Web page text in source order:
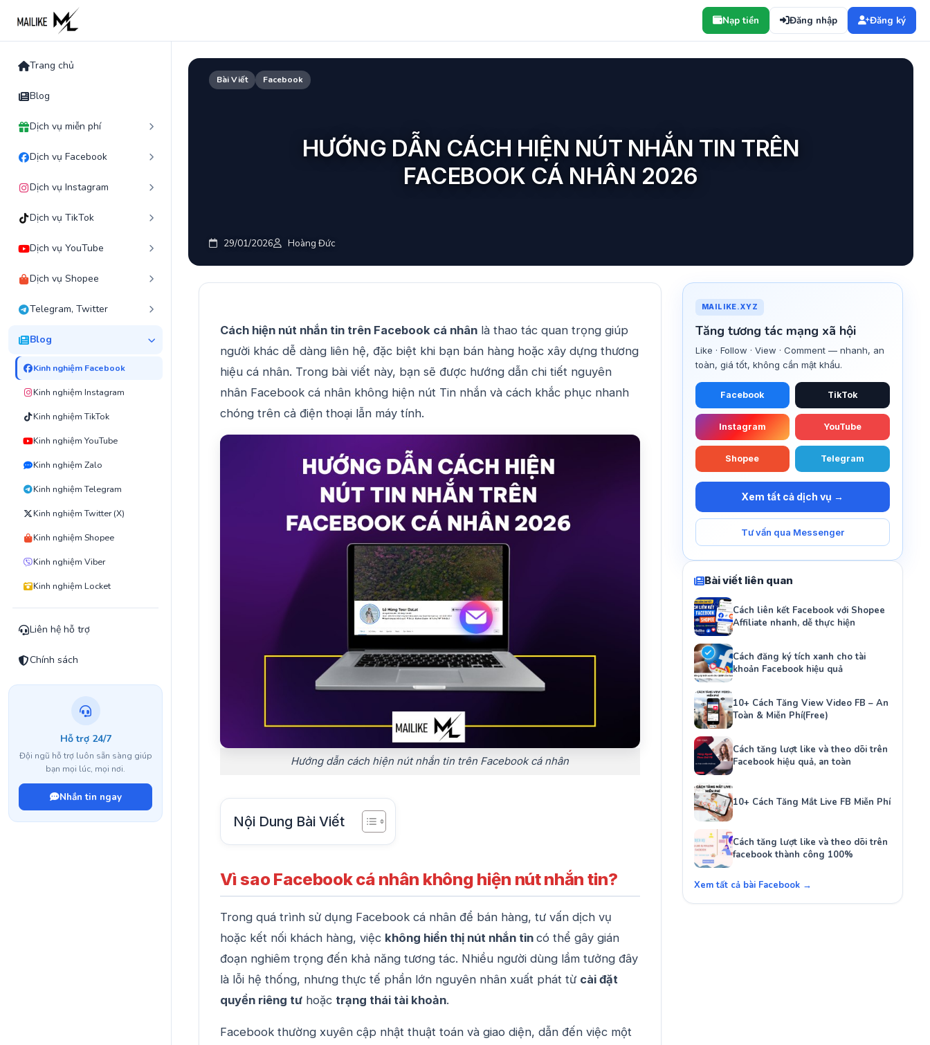
content
Nạp tiền Đăng nhập Đăng ký
Trang chủ
Blog
Dịch vụ miễn phí
Dịch vụ Facebook
Dịch vụ Instagram
Dịch vụ TikTok
Dịch vụ YouTube
Dịch vụ Shopee
Telegram, Twitter
Blog
Kinh nghiệm Facebook
Kinh nghiệm Instagram
Kinh nghiệm TikTok
Kinh nghiệm YouTube
Kinh nghiệm Zalo
Kinh nghiệm Telegram
Kinh nghiệm Twitter (X)
Kinh nghiệm Shopee
Kinh nghiệm Viber
Kinh nghiệm Locket
Liên hệ hỗ trợ
Chính sách
Hỗ trợ 24/7
Đội ngũ hỗ trợ luôn sẵn sàng giúp
bạn mọi lúc, mọi nơi.
Nhắn tin ngay
Bài Viết Facebook
HƯỚNG DẪN CÁCH HIỆN NÚT NHẮN TIN TRÊN
FACEBOOK CÁ NHÂN 2026
29/01/2026 Hoàng Đức
Cách hiện nút nhắn tin trên Facebook cá nhân là thao tác quan trọng giúp
người khác dễ dàng liên hệ, đặc biệt khi bạn bán hàng hoặc xây dựng thương
hiệu cá nhân. Trong bài viết này, bạn sẽ được hướng dẫn chi tiết nguyên
nhân Facebook cá nhân không hiện nút Tin nhắn và cách khắc phục nhanh
chóng trên cả điện thoại lẫn máy tính.
Hướng dẫn cách hiện nút nhắn tin trên Facebook cá nhân
Nội Dung Bài Viết
Vì sao Facebook cá nhân không hiện nút nhắn tin?
Trong quá trình sử dụng Facebook cá nhân để bán hàng, tư vấn dịch vụ
hoặc kết nối khách hàng, việc không hiển thị nút nhắn tin có thể gây gián
đoạn nghiêm trọng đến khả năng tương tác. Nhiều người dùng lầm tưởng đây
là lỗi hệ thống, nhưng thực tế phần lớn nguyên nhân xuất phát từ cài đặt
quyền riêng tư hoặc trạng thái tài khoản.
Facebook thường xuyên cập nhật thuật toán và giao diện, dẫn đến việc một
MAILIKE.XYZ
Tăng tương tác mạng xã hội
Like · Follow · View · Comment — nhanh, an
toàn, giá tốt, không cần mật khẩu.
Facebook TikTok
Instagram YouTube
Shopee Telegram
Xem tất cả dịch vụ →
Tư vấn qua Messenger
Bài viết liên quan
Cách liên kết Facebook với Shopee
Affiliate nhanh, dễ thực hiện
Cách đăng ký tích xanh cho tài
khoản Facebook hiệu quả
10+ Cách Tăng View Video FB – An
Toàn & Miễn Phí(Free)
Cách tăng lượt like và theo dõi trên
Facebook hiệu quả, an toàn
10+ Cách Tăng Mắt Live FB Miễn Phí
Cách tăng lượt like và theo dõi trên
facebook thành công 100%
Xem tất cả bài Facebook →